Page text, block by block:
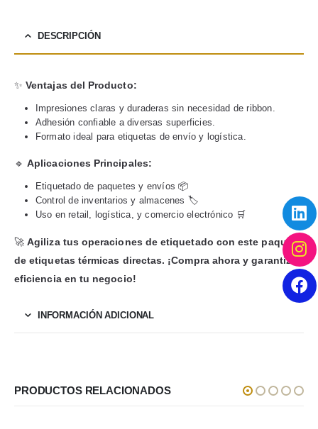
DESCRIPCIÓN
✨Ventajas del Producto:
Impresiones claras y duraderas sin necesidad de ribbon.
Adhesión confiable a diversas superficies.
Formato ideal para etiquetas de envío y logística.
🔹Aplicaciones Principales:
Etiquetado de paquetes y envíos 📦
Control de inventarios y almacenes 🏷️
Uso en retail, logística, y comercio electrónico 🛒
🚀Agiliza tus operaciones de etiquetado con este paquete
de etiquetas térmicas directas. ¡Compra ahora y garantiza
eficiencia en tu negocio!
INFORMACIÓN ADICIONAL
PRODUCTOS RELACIONADOS